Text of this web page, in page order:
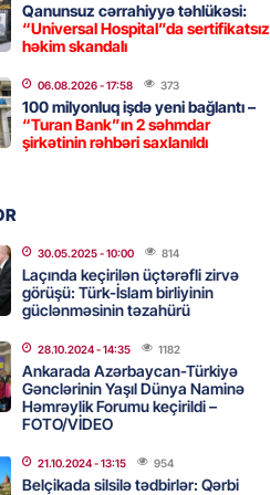
- 09:11 151
cərrahiyyə təhlükəsi:
Hospital”da sertifikatsız
tərəzi məntəqələrindən
ya yaşıl, vətəndaşa qırmızı
- 18:00
görə rüşvət alan vəzifəli
məhkəməsi BAŞLAYIR
- 17:45
Qanunsuz cərrahiyyə təhlükəsi:
“Universal Hospital”da sertifikatsız
həkim skandalı
06.08.2026- 17:58 373
100 milyonluq işdə yeni bağlantı –
“Turan Bank”ın 2 səhmdar
şirkətinin rəhbəri saxlanıldı
30.05.2025- 10:00 814
Laçında keçirilən üçtərəfli zirvə
görüşü: Türk-İslam birliyinin
güclənməsinin təzahürü
28.10.2024- 14:35 1182
Ankarada Azərbaycan-Türkiyə
Gənclərinin Yaşıl Dünya Naminə
Həmrəylik Forumu keçirildi –
FOTO/VİDEO
21.10.2024- 13:15 954
Belçikada silsilə tədbirlər: Qərbi